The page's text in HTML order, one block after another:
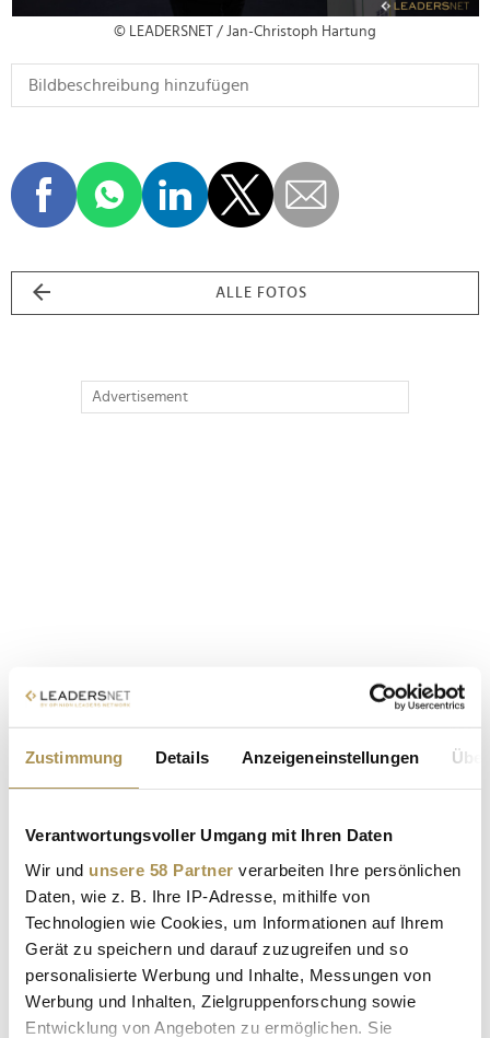
Zustimmung Details Anzeigeneinstellungen
Verantwortungsvoller Umgang mit Ihren Daten
Wir und unsere 58 Partner verarbeiten Ihre persönlichen
Daten, wie z. B. Ihre IP-Adresse, mithilfe von
Technologien wie Cookies, um Informationen auf Ihrem
Gerät zu speichern und darauf zuzugreifen und so
personalisierte Werbung und Inhalte, Messungen von
Werbung und Inhalten, Zielgruppenforschung sowie
Entwicklung von Angeboten zu ermöglichen. Sie
© LEADERSNET / Jan-Christoph Hartung
ALLE FOTOS
Advertisement